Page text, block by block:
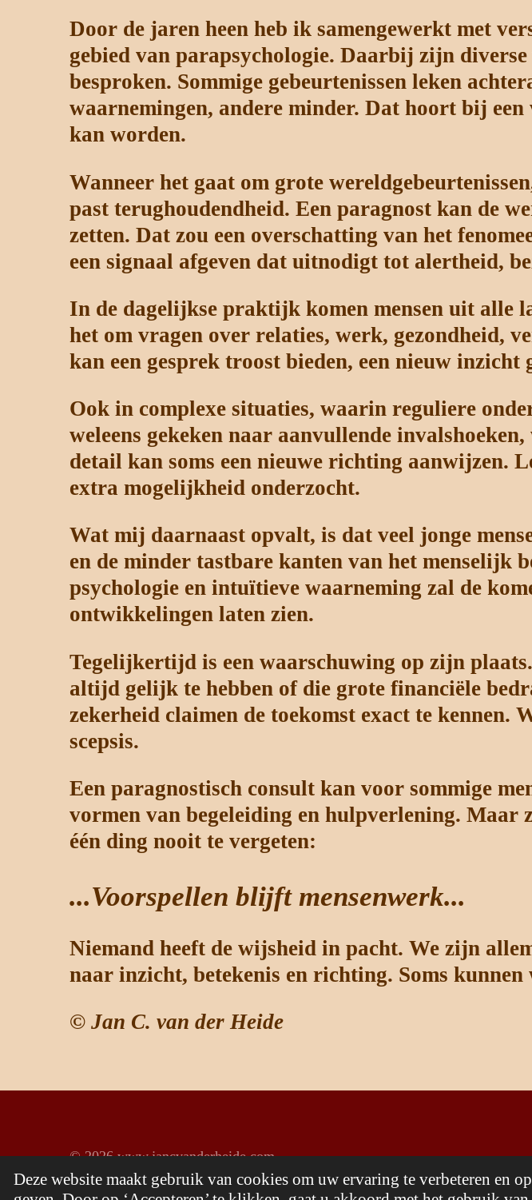
Deze website maakt gebruik van cookies om uw ervaring te verbeteren en
Door de jaren heen heb ik samengewerkt met
gebied van parapsychologie. Daarbij zijn
besproken. Sommige gebeurtenissen leken
waarnemingen, andere minder. Dat hoort bij
kan worden.
Wanneer het gaat om grote
past terughoudendheid. Een paragnost kan de
zetten. Dat zou een overschatting van het
een signaal afgeven dat uitnodigt tot alertheid,
In de dagelijkse praktijk komen mensen uit alle
het om vragen over relaties, werk, gezondheid,
kan een gesprek troost bieden, een nieuw inzicht
Ook in complexe situaties, waarin reguliere
weleens gekeken naar aanvullende
detail kan soms een nieuwe richting aanwijzen.
extra mogelijkheid onderzocht.
Wat mij daarnaast opvalt, is dat veel jonge
en de minder tastbare kanten van het menselijk
psychologie en intuïtieve waarneming zal de
ontwikkelingen laten zien.
Tegelijkertijd is een waarschuwing op zijn
altijd gelijk te hebben of die grote financiële
zekerheid claimen de toekomst exact te kennen.
scepsis.
Een paragnostisch consult kan voor sommige
vormen van begeleiding en hulpverlening. Maar
één ding nooit te vergeten:
...Voorspellen blijft mensenwerk...
Niemand heeft de wijsheid in pacht. We zijn
naar inzicht, betekenis en richting. Soms
© Jan C. van der Heide
© 2026 www.jancvanderheide.com